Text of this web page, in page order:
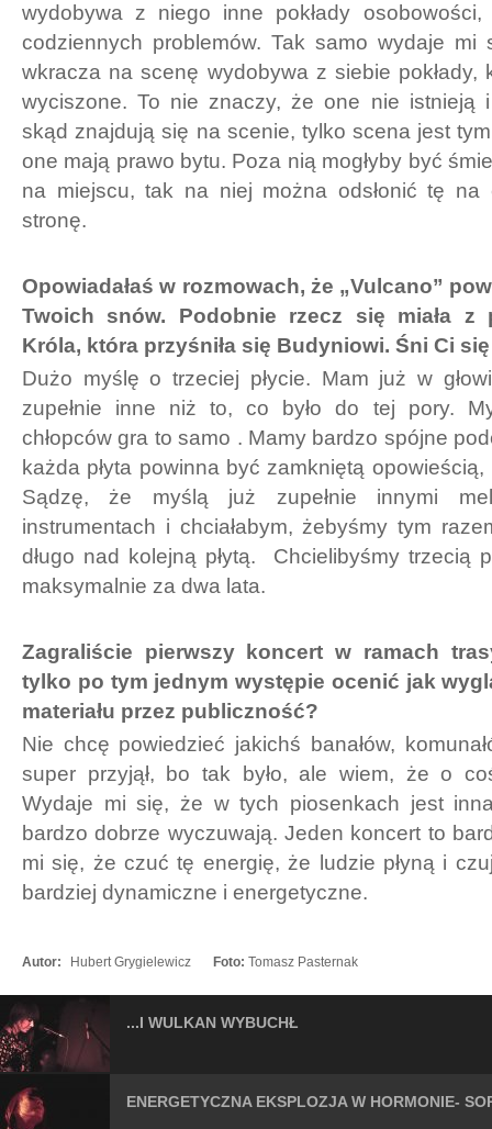
wydobywa z niego inne pokłady osobowości,
codziennych problemów. Tak samo wydaje mi
wkracza na scenę wydobywa z siebie pokłady,
wyciszone. To nie znaczy, że one nie istnieją
skąd znajdują się na scenie, tylko scena jest
one mają prawo bytu. Poza nią mogłyby być
na miejscu, tak na niej można odsłonić tę na
stronę.
Opowiadałaś w rozmowach, że „Vulcano”
Twoich snów. Podobnie rzecz się miała z
Króla, która przyśniła się Budyniowi. Śni Ci
Dużo myślę o trzeciej płycie. Mam już w
zupełnie inne niż to, co było do tej pory.
chłopców gra to samo . Mamy bardzo spójne
każda płyta powinna być zamkniętą
Sądzę, że myślą już zupełnie innymi
instrumentach i chciałabym, żebyśmy tym
długo nad kolejną płytą. Chcielibyśmy trzecią
maksymalnie za dwa lata.
Zagraliście pierwszy koncert w ramach
tylko po tym jednym występie ocenić jak
materiału przez publiczność?
Nie chcę powiedzieć jakichś banałów,
super przyjął, bo tak było, ale wiem, że o
Wydaje mi się, że w tych piosenkach jest
bardzo dobrze wyczuwają. Jeden koncert to
mi się, że czuć tę energię, że ludzie płyną i
bardziej dynamiczne i energetyczne.
Autor: Hubert Grygielewicz Foto: Tomasz Pasternak
...I WULKAN WYBUCHŁ
ENERGETYCZNA EKSPLOZJA W HORMONIE-